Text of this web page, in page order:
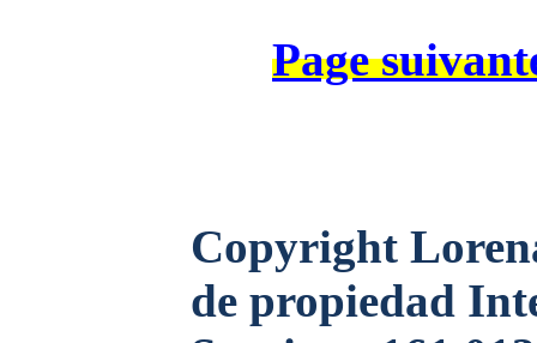
Page
Copyright
de propiedad